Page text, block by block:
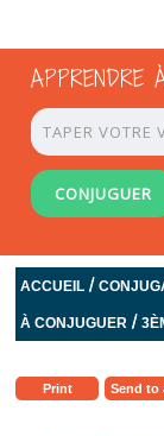
APPRENDRE
CONJUGUER
ACCUEIL /
À CONJUGUER /
Print Send to